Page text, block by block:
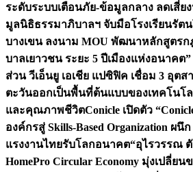
ระดับระบบเตือนภัย-ข้อมูลกลาง ลดเสี่ย
มูลนิธิธรรมาภิบาลฯ จับมือโรงเรียนรัต
บางเขน ลงนาม MOU พัฒนาหลักสูตร
บาลเยาวชน ระยะ 5 ปีเมืองแห่งอนาคต
ส่วน วีเอ็นยู เอเชีย แปซิฟิค เชื่อม 3 อุต
ตะวันออกเป็นพื้นที่ต้นแบบของเทคโนโล
และคุณภาพชีวิตConicle เปิดตัว
องค์กรสู่ Skills-Based Organization ผ
แรงงานไทยรับโลกอนาคต“อุไรวรรณ
HomePro Circular Economy มุ่งเปลี่ย